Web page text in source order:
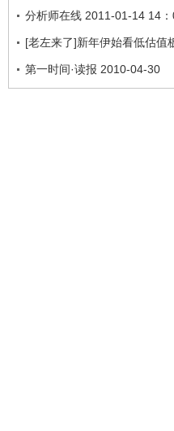
分析师在线 2011-01-14 14：
[老左来了]新年伊始看低估值
第一时间·读报 2010-04-30